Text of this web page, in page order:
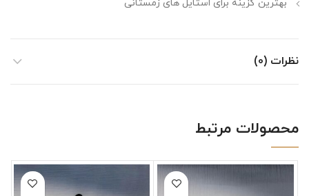
بهترین گزینه برای استایل های زمستانی
نظرات (0)
محصولات مرتبط